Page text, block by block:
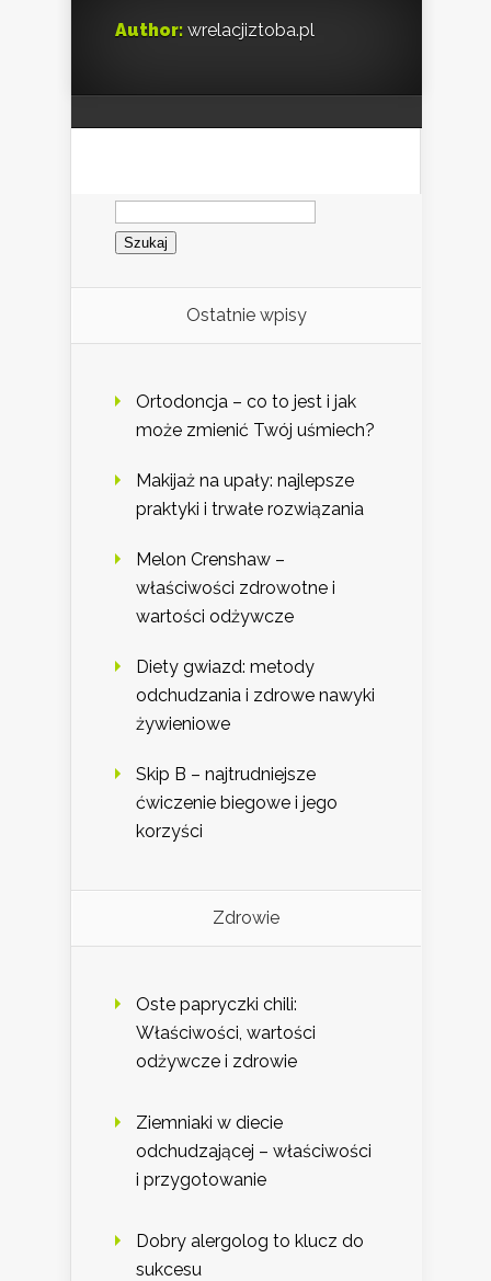
Author: wrelacjiztoba.pl
Szukaj:
Ostatnie wpisy
Ortodoncja – co to jest i jak
może zmienić Twój uśmiech?
Makijaż na upały: najlepsze
praktyki i trwałe rozwiązania
Melon Crenshaw –
właściwości zdrowotne i
wartości odżywcze
Diety gwiazd: metody
odchudzania i zdrowe nawyki
żywieniowe
Skip B – najtrudniejsze
ćwiczenie biegowe i jego
korzyści
Zdrowie
Oste papryczki chili:
Właściwości, wartości
odżywcze i zdrowie
Ziemniaki w diecie
odchudzającej – właściwości
i przygotowanie
Dobry alergolog to klucz do
sukcesu